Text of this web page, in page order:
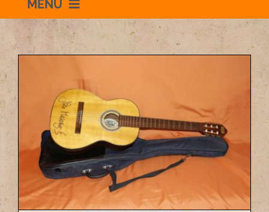
MENÜ
Willkommen
Impressum
Datenschutzerklärung
+436504036869